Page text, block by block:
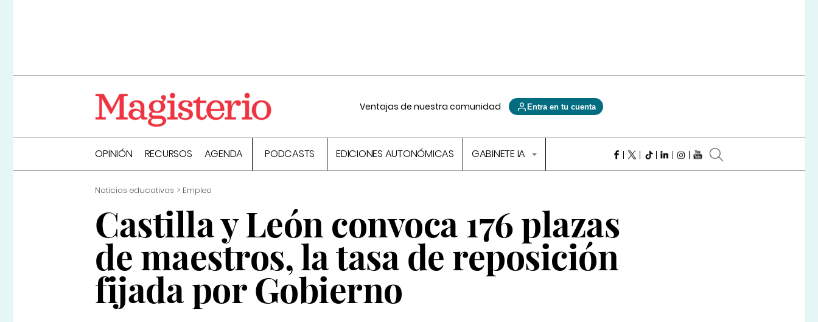
Ventajas de nuestra comunidad Entra en tu cuenta
OPINIÓN RECURSOS AGENDA PODCASTS EDICIONES AUTONÓMICAS GABINETE IA
Noticias educativas Empleo
Castilla y León convoca 176 plazas
de maestros, la tasa de reposición
fijada por Gobierno